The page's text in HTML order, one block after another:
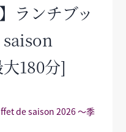
ランチブッ
180分]
de saison 2026 ～季